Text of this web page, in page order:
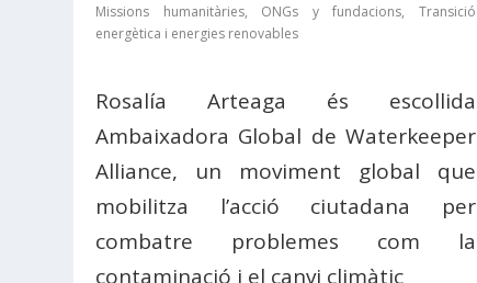
Missions humanitàries, ONGs y fundacions, Transició
energètica i energies renovables
Rosalía Arteaga és escollida
Ambaixadora Global de Waterkeeper
Alliance, un moviment global que
mobilitza l’acció ciutadana per
combatre problemes com la
contaminació i el canvi climàtic